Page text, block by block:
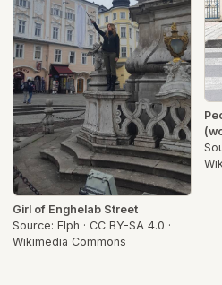
Girl of Enghelab Street
Source: Elph · CC BY-SA 4.0 ·
Wikimedia Commons